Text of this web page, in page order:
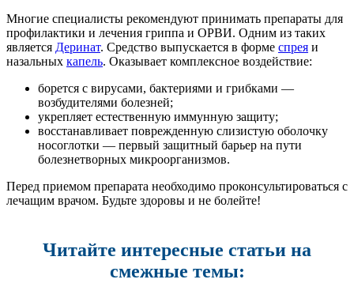
Многие специалисты рекомендуют принимать препараты для
профилактики и лечения гриппа и ОРВИ. Одним из таких
является Деринат. Средство выпускается в форме спрея и
назальных капель. Оказывает комплексное воздействие:
борется с вирусами, бактериями и грибками —
возбудителями болезней;
укрепляет естественную иммунную защиту;
восстанавливает поврежденную слизистую оболочку
носоглотки — первый защитный барьер на пути
болезнетворных микроорганизмов.
Перед приемом препарата необходимо проконсультироваться с
лечащим врачом. Будьте здоровы и не болейте!
Читайте интересные статьи на
смежные темы: